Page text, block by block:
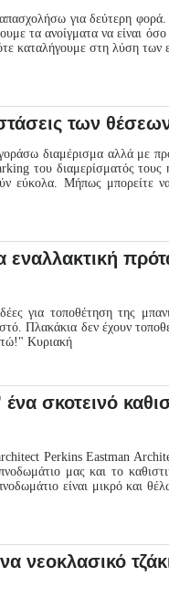
για δεύτερη
τα ανοίγματα να είναι
καταλήγουμε στη λύση
των
διαμέρισμα αλλά με
του διαμερίσματός
εύκολα. Μήπως μπορείτε
εναλλακτική
για τοποθέτηση της
Πλακάκια δεν έχουν
Κυριακή
σκοτεινό
Perkins Eastman
μας και το
είναι μικρό και